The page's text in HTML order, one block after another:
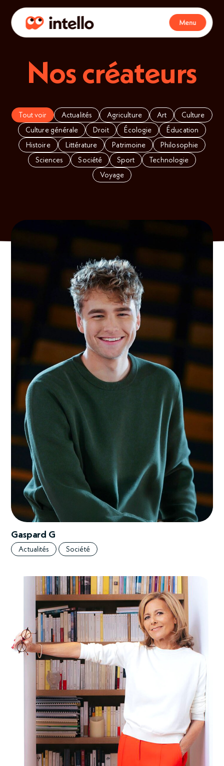
Menu
Nos créateurs
Tout voir Actualités Agriculture Art
Culture
Culture générale
Droit Écologie
Éducation
Histoire
Littérature Patrimoine
Philosophie
Sciences
Société Sport
Technologie
Voyage
Gaspard G
Actualités Société